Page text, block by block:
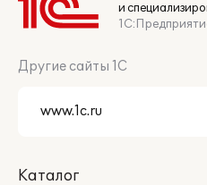
и
Другие сайты 1С
Каталог